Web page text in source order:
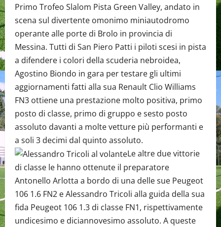
Primo Trofeo Slalom Pista Green Valley, andato in
scena sul divertente omonimo miniautodromo
operante alle porte di Brolo in provincia di
Messina. Tutti di San Piero Patti i piloti scesi in pista
a difendere i colori della scuderia nebroidea,
Agostino Biondo in gara per testare gli ultimi
aggiornamenti fatti alla sua Renault Clio Williams
FN3 ottiene una prestazione molto positiva, primo
posto di classe, primo di gruppo e sesto posto
assoluto davanti a molte vetture più performanti e
a soli 3 decimi dal quinto assoluto.
Le altre due vittorie
di classe le hanno ottenute il preparatore
Antonello Arlotta a bordo di una delle sue Peugeot
106 1.6 FN2 e Alessandro Tricoli alla guida della sua
fida Peugeot 106 1.3 di classe FN1, rispettivamente
undicesimo e diciannovesimo assoluto. A queste